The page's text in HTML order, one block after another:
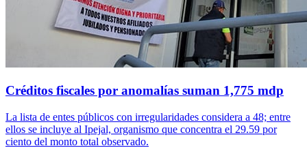
Créditos fiscales por anomalías suman 1,775 mdp
La lista de entes públicos con irregularidades considera a 48; entre
ellos se incluye al Ipejal, organismo que concentra el 29.59 por
ciento del monto total observado.